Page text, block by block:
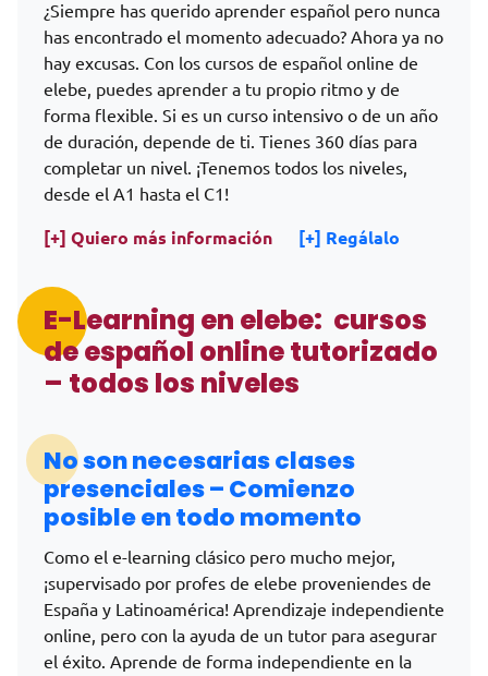
¿Siempre has querido aprender español pero nunca
has encontrado el momento adecuado? Ahora ya no
hay excusas. Con los cursos de español online de
elebe, puedes aprender a tu propio ritmo y de
forma flexible. Si es un curso intensivo o de un año
de duración, depende de ti. Tienes 360 días para
completar un nivel. ¡Tenemos todos los niveles,
desde el A1 hasta el C1!
[+] Quiero más información [+] Regálalo
E-Learning en elebe: cursos
de español online tutorizado
– todos los niveles
No son necesarias clases
presenciales – Comienzo
posible en todo momento
Como el e-learning clásico pero mucho mejor,
¡supervisado por profes de elebe proveniendes de
España y Latinoamérica! Aprendizaje independiente
online, pero con la ayuda de un tutor para asegurar
el éxito. Aprende de forma independiente en la